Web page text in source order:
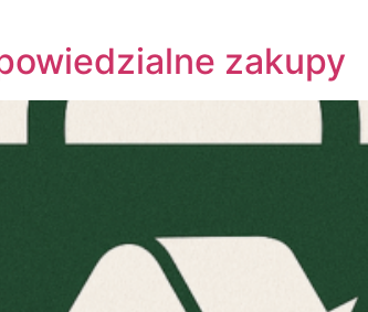
zakupy